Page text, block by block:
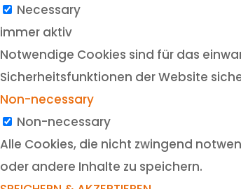
Necessary
immer aktiv
Notwendige Cookies sind für das
Sicherheitsfunktionen der Website
Non-necessary
Non-necessary
Alle Cookies, die nicht zwingend
oder andere Inhalte zu speichern.